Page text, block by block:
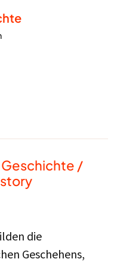
Geschichte /
die
Geschehens,